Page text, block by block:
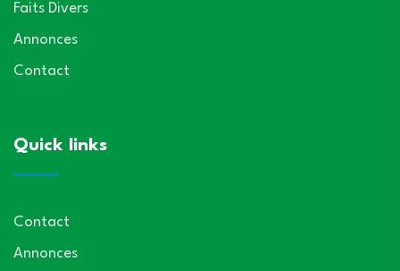
Faits Divers
Annonces
Contact
Quick links
Contact
Annonces